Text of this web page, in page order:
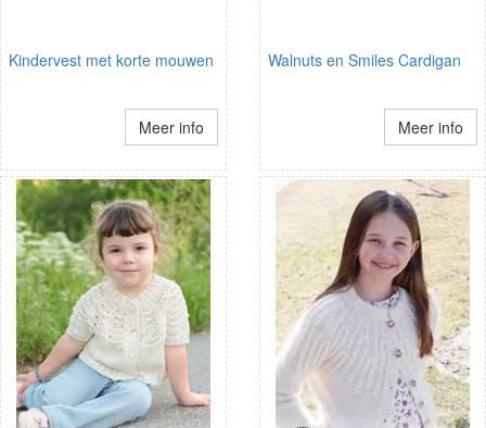
Kindervest met korte mouwen
Meer info
Walnuts en Smiles Cardigan
Meer info